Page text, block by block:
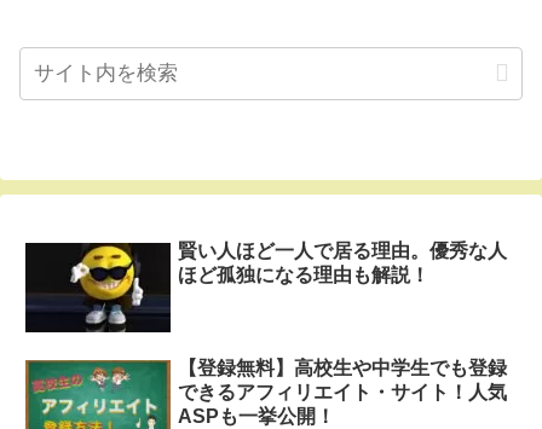
賢い人ほど一人で居る理由。優秀な人
ほど孤独になる理由も解説！
【登録無料】高校生や中学生でも登録
できるアフィリエイト・サイト！人気
ASPも一挙公開！